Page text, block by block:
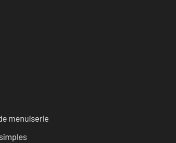
menuiserie